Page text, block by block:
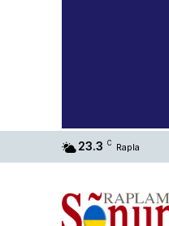
23.3 C Rapla